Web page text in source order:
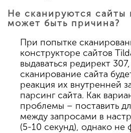
Не сканируются сайты
может быть причина?
При попытке
конструкторе сайтов
выдаваться редирект
сканирование сайта
реакция их внутренней
парсинг сайта. Как
проблемы – поставить
между запросами в
(5-10 секунд), однако не